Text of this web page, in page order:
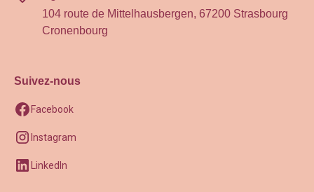
104 route de Mittelhausbergen, 67200 Strasbourg
Cronenbourg
Suivez-nous
Facebook
Instagram
LinkedIn